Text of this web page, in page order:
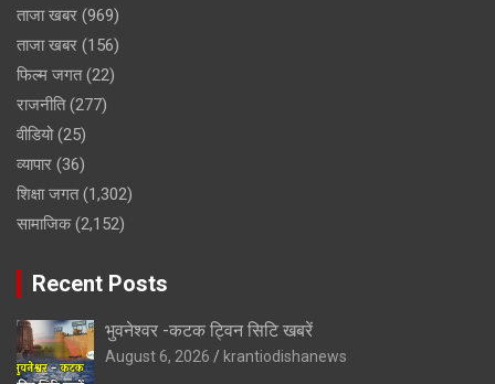
ताजा खबर (969)
ताजा खबर (156)
फिल्म जगत(22)
राजनीति(277)
वीडियो(25)
व्यापार (36)
शिक्षा जगत(1,302)
सामाजिक(2,152)
Recent Posts
भुवनेश्वर -कटक ट्विन सिटि खबरें
August 6, 2026 krantiodishanews